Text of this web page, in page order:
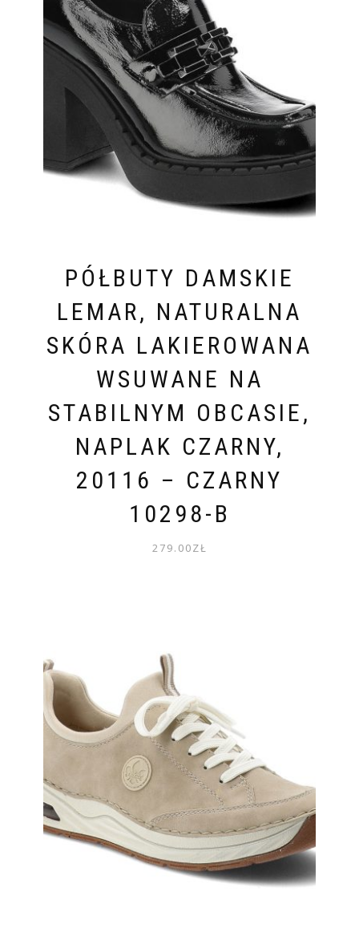
PÓŁBUTY DAMSKIE
LEMAR, NATURALNA
SKÓRA LAKIEROWANA
WSUWANE NA
STABILNYM OBCASIE,
NAPLAK CZARNY,
20116 – CZARNY
10298-B
279.00ZŁ